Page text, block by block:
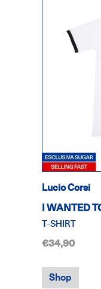
Lucio Corsi
I WANTED
T-SHIRT
€34,90
Shop